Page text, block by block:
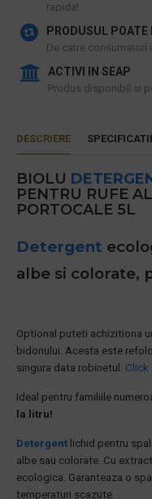
rapida!
PRODUSUL POATE
De catre consumatori
ACTIVI IN SEAP
Produs disponibil si
DESCRIERE SPECIFICATII
BIOLU
PENTRU RUFE
PORTOCALE 5L
Detergent
albe si colorate,
Optional puteti achizitiona
bidonului. Acesta este
singura data robinetul. Click
Ideal pentru familiile
la litru!
Detergent lichid pentru
albe sau colorate. Cu
ecologica. Garanteaza o
temperaturi scazute.